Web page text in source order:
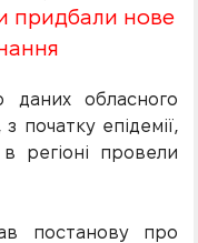
придбали нове
даних обласного
початку епідемії,
регіоні провели
постанову про